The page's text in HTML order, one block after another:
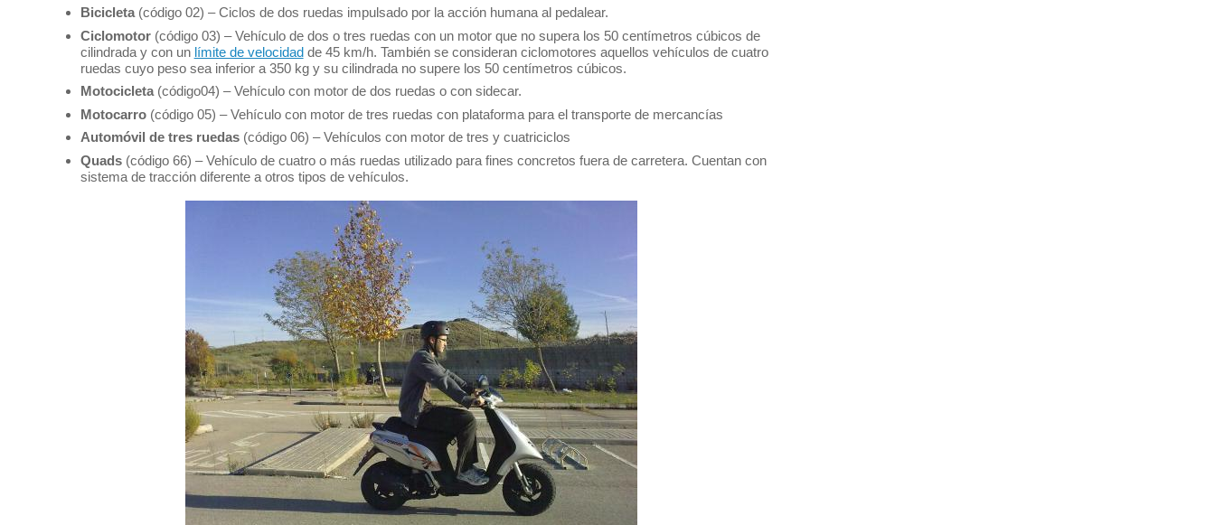
Bicicleta(código 02) – Ciclos de dos ruedas impulsado por la acción humana al pedalear.
Ciclomotor(código 03) – Vehículo de dos o tres ruedas con un motor que no supera los 50 centímetros cúbicos de
cilindrada y con un límite de velocidadde 45 km/h. También se consideran ciclomotores aquellos vehículos de cuatro
ruedas cuyo peso sea inferior a 350 kg y su cilindrada no supere los 50 centímetros cúbicos.
Motocicleta(código04) – Vehículo con motor de dos ruedas o con sidecar.
Motocarro(código 05) – Vehículo con motor de tres ruedas con plataforma para el transporte de mercancías
Automóvil de tres ruedas(código 06) – Vehículos con motor de tres y cuatriciclos
Quads(código 66) – Vehículo de cuatro o más ruedas utilizado para fines concretos fuera de carretera. Cuentan con
sistema de tracción diferente a otros tipos de vehículos.